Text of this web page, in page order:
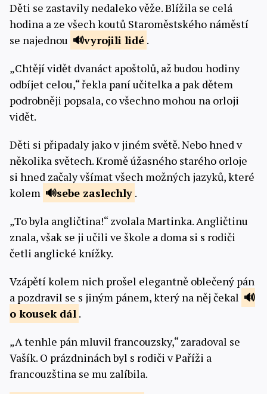
Děti se zastavily nedaleko věže. Blížila se celá
hodina a ze všech koutů Staroměstského náměstí
se najednou
vyrojili lidé .
„Chtějí vidět dvanáct apoštolů, až budou hodiny
odbíjet celou,“ řekla paní učitelka a pak dětem
podrobněji popsala, co všechno mohou na orloji
vidět.
Děti si připadaly jako v jiném světě. Nebo hned v
několika světech. Kromě úžasného starého orloje
si hned začaly všímat všech možných jazyků, které
kolem
sebe zaslechly .
„To byla angličtina!“ zvolala Martinka. Angličtinu
znala, však se ji učili ve škole a doma si s rodiči
četli anglické knížky.
Vzápětí kolem nich prošel elegantně oblečený pán
a pozdravil se s jiným pánem, který na něj čekal
o kousekdál .
„A tenhle pán mluvil francouzsky,“ zaradoval se
Vašík. O prázdninách byl s rodiči v Paříži a
francouzština se mu zalíbila.